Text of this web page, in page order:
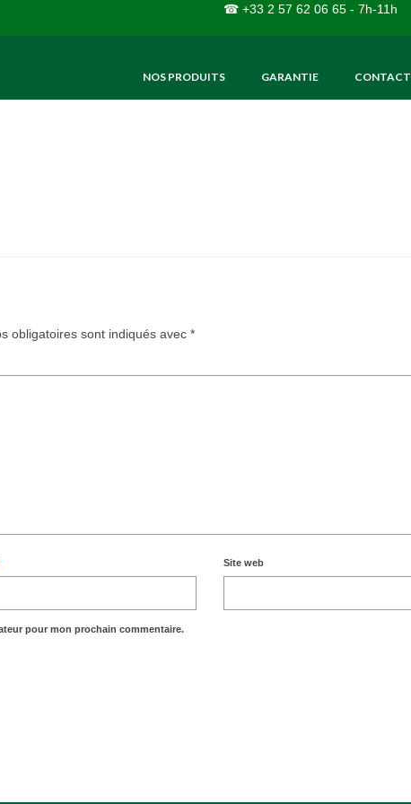
☎ +33 2 57 62 06 65 - 7h-11h
NOS PRODUITS GARANTIE CONTACT
obligatoires sont indiqués avec *
Site web
pour mon prochain commentaire.